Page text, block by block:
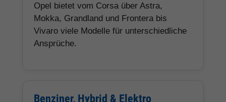
Opel bietet vom Corsa über Astra,
Mokka, Grandland und Frontera bis
Vivaro viele Modelle für unterschiedliche
Ansprüche.
Benziner, Hybrid & Elektro